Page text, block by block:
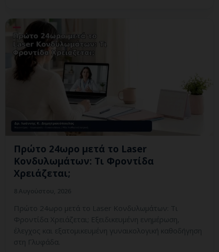
Πρώτο 24ωρο μετά το Laser
Κονδυλωμάτων: Τι Φροντίδα
Χρειάζεται;
Πρώτο 24ωρο μετά το Laser Κονδυλωμάτων: Τι
Φροντίδα Χρειάζεται; Εξειδικευμένη ενημέρωση,
έλεγχος και εξατομικευμένη γυναικολογική καθοδήγηση
στη Γλυφάδα.